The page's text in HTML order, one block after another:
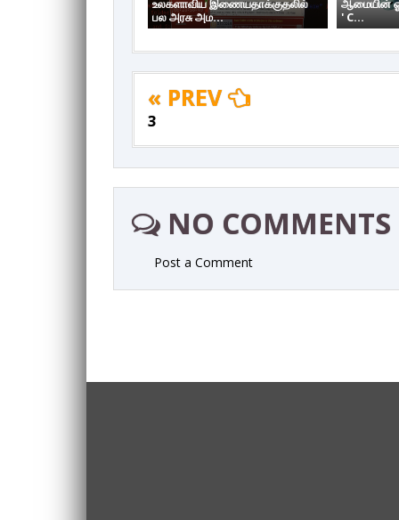
பல அரசு அம...
' C...
« PREV
3
NO COMMENTS
Post a Comment